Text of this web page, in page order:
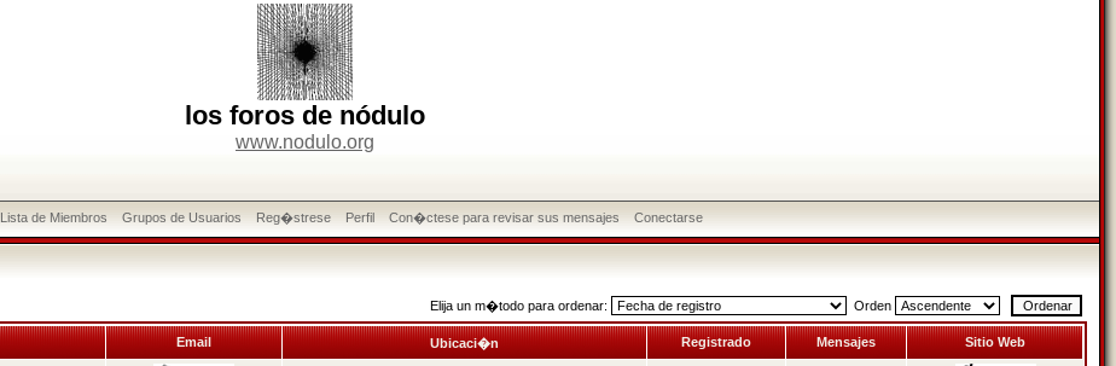
los foros de nódulo
www.nodulo.org
Lista de Miembros Grupos de Usuarios Reg�strese Perfil Con�ctese para revisar sus mensajes Conectarse
Elija un m�todo para ordenar: Orden
Email Ubicaci�n Registrado Mensajes Sitio Web